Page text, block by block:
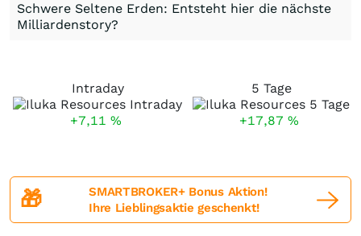
Schwere Seltene Erden: Entsteht hier die nächste
Milliardenstory?
Intraday
+7,11 %
5 Tage
+17,87 %
🎁
SMARTBROKER+ Bonus Aktion!
Ihre Lieblingsaktie geschenkt!